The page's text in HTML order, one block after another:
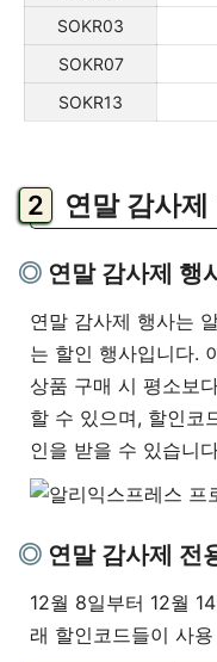
SOKR03
SOKR07
SOKR13
연말 감사
연말 감사제 행
연말 감사제 행사는
는 할인 행사입니다.
상품 구매 시 평소보
할 수 있으며, 할인코
인을 받을 수 있습니
연말 감사제 전
12월 8일부터 12월
래 할인코드들이 사